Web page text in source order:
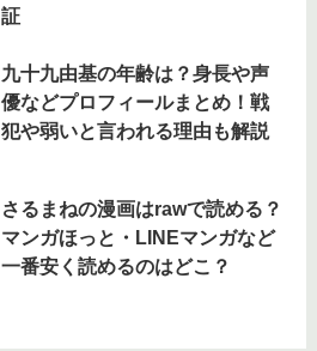
証
九十九由基の年齢は？身長や声
優などプロフィールまとめ！戦
犯や弱いと言われる理由も解説
さるまねの漫画はrawで読める？
マンガほっと・LINEマンガなど
一番安く読めるのはどこ？